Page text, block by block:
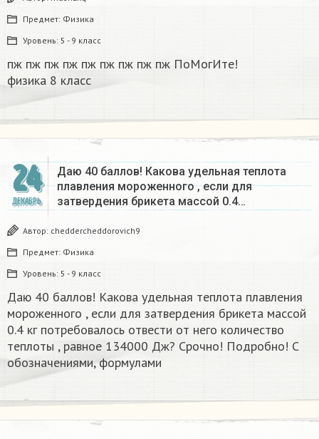
Предмет: Физика
Уровень: 5 - 9 класс
пж пж пж пж пж пж пж пж пж ПоМогИте!
физика 8 класс​
24
ДЕКАБРЬ
Даю 40 баллов! Какова удельная теплота
плавления мороженного , если для
затвердения брикета массой 0.4…
Автор: cheddercheddorovich9
Предмет: Физика
Уровень: 5 - 9 класс
Даю 40 баллов! Какова удельная теплота плавления
мороженного , если для затвердения брикета массой
0.4 кг потребовалось отвести от него количество
теплоты , равное 134000 Дж? Срочно! Подробно! С
обозначениями, формулами